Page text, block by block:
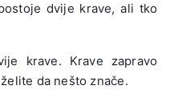
dvije krave, ali tko
krave. Krave zapravo
da nešto znače.